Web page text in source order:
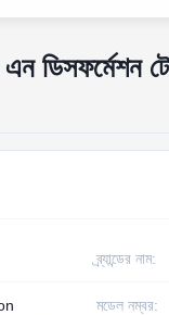
ডিসফর্মেশন
ব্র্যান্ডের নাম:
মডেল নম্বর: